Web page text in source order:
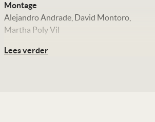
Montage
Alejandro Andrade David Montoro
Martha Poly Vil
Production design
Lees verder